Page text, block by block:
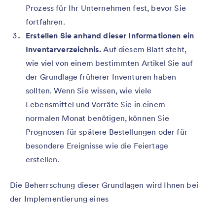
Prozess für Ihr Unternehmen fest, bevor Sie
fortfahren.
Erstellen Sie anhand dieser Informationen ein
Inventarverzeichnis. Auf diesem Blatt steht,
wie viel von einem bestimmten Artikel Sie auf
der Grundlage früherer Inventuren haben
sollten. Wenn Sie wissen, wie viele
Lebensmittel und Vorräte Sie in einem
normalen Monat benötigen, können Sie
Prognosen für spätere Bestellungen oder für
besondere Ereignisse wie die Feiertage
erstellen.
Die Beherrschung dieser Grundlagen wird Ihnen bei
der Implementierung eines